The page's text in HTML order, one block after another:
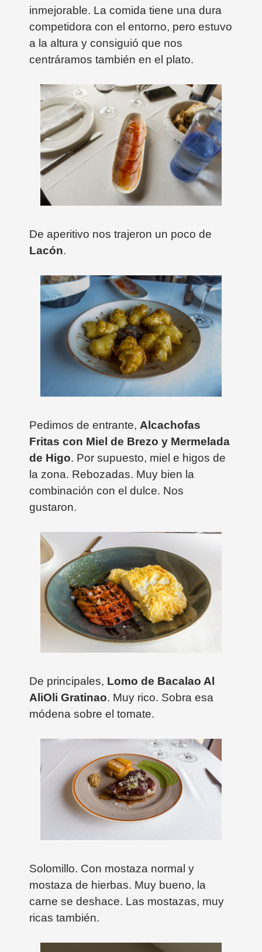
inmejorable. La comida tiene una dura
competidora con el entorno, pero estuvo
a la altura y consiguió que nos
centráramos también en el plato.
De aperitivo nos trajeron un poco de
Lacón.
Pedimos de entrante, Alcachofas
Fritas con Miel de Brezo y Mermelada
de Higo. Por supuesto, miel e higos de
la zona. Rebozadas. Muy bien la
combinación con el dulce. Nos
gustaron.
De principales, Lomo de Bacalao Al
AliOli Gratinao. Muy rico. Sobra esa
módena sobre el tomate.
Solomillo. Con mostaza normal y
mostaza de hierbas. Muy bueno, la
carne se deshace. Las mostazas, muy
ricas también.